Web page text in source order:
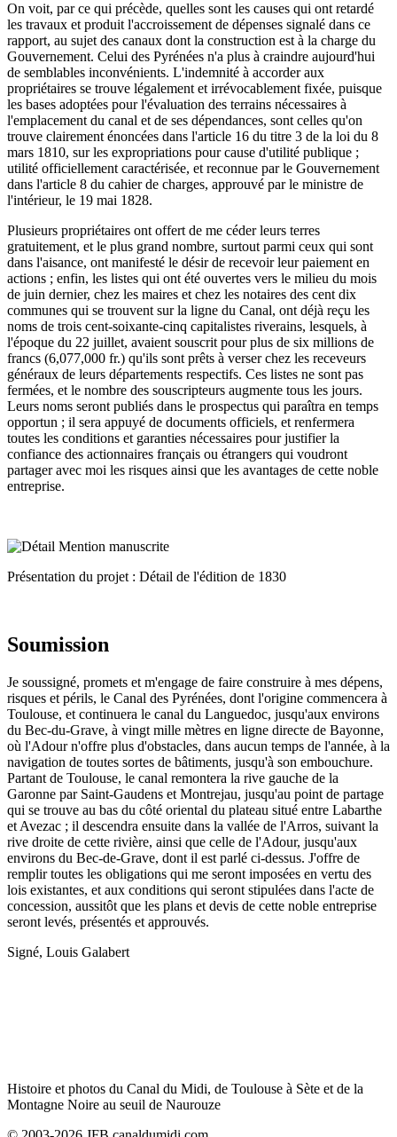
On voit, par ce qui précède, quelles sont les causes qui ont retardé
les travaux et produit l'accroissement de dépenses signalé dans ce
rapport, au sujet des canaux dont la construction est à la charge du
Gouvernement. Celui des Pyrénées n'a plus à craindre aujourd'hui
de semblables inconvénients. L'indemnité à accorder aux
propriétaires se trouve légalement et irrévocablement fixée, puisque
les bases adoptées pour l'évaluation des terrains nécessaires à
l'emplacement du canal et de ses dépendances, sont celles qu'on
trouve clairement énoncées dans l'article 16 du titre 3 de la loi du 8
mars 1810, sur les expropriations pour cause d'utilité publique ;
utilité officiellement caractérisée, et reconnue par le Gouvernement
dans l'article 8 du cahier de charges, approuvé par le ministre de
l'intérieur, le 19 mai 1828.
Plusieurs propriétaires ont offert de me céder leurs terres
gratuitement, et le plus grand nombre, surtout parmi ceux qui sont
dans l'aisance, ont manifesté le désir de recevoir leur paiement en
actions ; enfin, les listes qui ont été ouvertes vers le milieu du mois
de juin dernier, chez les maires et chez les notaires des cent dix
communes qui se trouvent sur la ligne du Canal, ont déjà reçu les
noms de trois cent-soixante-cinq capitalistes riverains, lesquels, à
l'époque du 22 juillet, avaient souscrit pour plus de six millions de
francs (6,077,000 fr.) qu'ils sont prêts à verser chez les receveurs
généraux de leurs départements respectifs. Ces listes ne sont pas
fermées, et le nombre des souscripteurs augmente tous les jours.
Leurs noms seront publiés dans le prospectus qui paraîtra en temps
opportun ; il sera appuyé de documents officiels, et renfermera
toutes les conditions et garanties nécessaires pour justifier la
confiance des actionnaires français ou étrangers qui voudront
partager avec moi les risques ainsi que les avantages de cette noble
entreprise.
Présentation du projet : Détail de l'édition de 1830
Soumission
Je soussigné, promets et m'engage de faire construire à mes dépens,
risques et périls, le Canal des Pyrénées, dont l'origine commencera à
Toulouse, et continuera le canal du Languedoc, jusqu'aux environs
du Bec-du-Grave, à vingt mille mètres en ligne directe de Bayonne,
où l'Adour n'offre plus d'obstacles, dans aucun temps de l'année, à la
navigation de toutes sortes de bâtiments, jusqu'à son embouchure.
Partant de Toulouse, le canal remontera la rive gauche de la
Garonne par Saint-Gaudens et Montrejau, jusqu'au point de partage
qui se trouve au bas du côté oriental du plateau situé entre Labarthe
et Avezac ; il descendra ensuite dans la vallée de l'Arros, suivant la
rive droite de cette rivière, ainsi que celle de l'Adour, jusqu'aux
environs du Bec-de-Grave, dont il est parlé ci-dessus. J'offre de
remplir toutes les obligations qui me seront imposées en vertu des
lois existantes, et aux conditions qui seront stipulées dans l'acte de
concession, aussitôt que les plans et devis de cette noble entreprise
seront levés, présentés et approuvés.
Signé, Louis Galabert
Histoire et photos du Canal du Midi, de Toulouse à Sète et de la
Montagne Noire au seuil de Naurouze